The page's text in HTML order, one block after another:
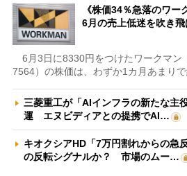
《株価34％急落のワー
6月の売上低迷を吹き
6月3日に8330円をつけたワークマン
7564）の株価は、わずか1カ月あまり
三菱重工が「AIインフラの新たな主
運 エヌビディアとの提携でAI…
キオクシアHD「7万円割れからの急
の反転シグナルか？ 市場のムー…